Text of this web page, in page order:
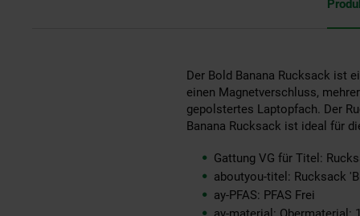
Der Bold Banana Rucksack ist
einen Magnetverschluss,
gepolstertes Laptopfach. Der
Banana Rucksack ist ideal für
Gattung VG für Titel:
aboutyou-titel: Rucksack
ay-PFAS: PFAS Frei